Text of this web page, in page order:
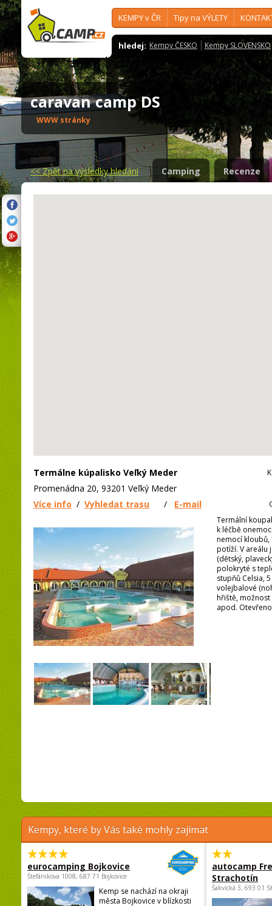
KEMPY v ČR Tipy na VÝLETY
hledej: Kempy ČESKO Kempy SLOVENSKO
caravan camp DS
WWW stránky
<<Zpět na výsledky hledání Camping Recenze
Termálne kúpalisko Veľký Meder
Promenádna 20, 93201 Veľký Meder
Více info / Vyhledat trasu / E-mail
Termální
k léčbě
nemocí kloubů,
potíží. V areálu
(dětský,
polokryté s
stupňů Celsia,
volejbalové
hřiště, možnost
apod.
Kempy, které by Vás také mohly zajímat
eurocamping Bojkovice
Štefánikova 1008, 687 71 Bojkovice
Kemp se nachází na okraji
města Bojkovice v blízkosti
autocamp
Strachotín
Šakvická 3, 693 01